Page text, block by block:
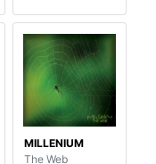
MILLENIUM
The Web